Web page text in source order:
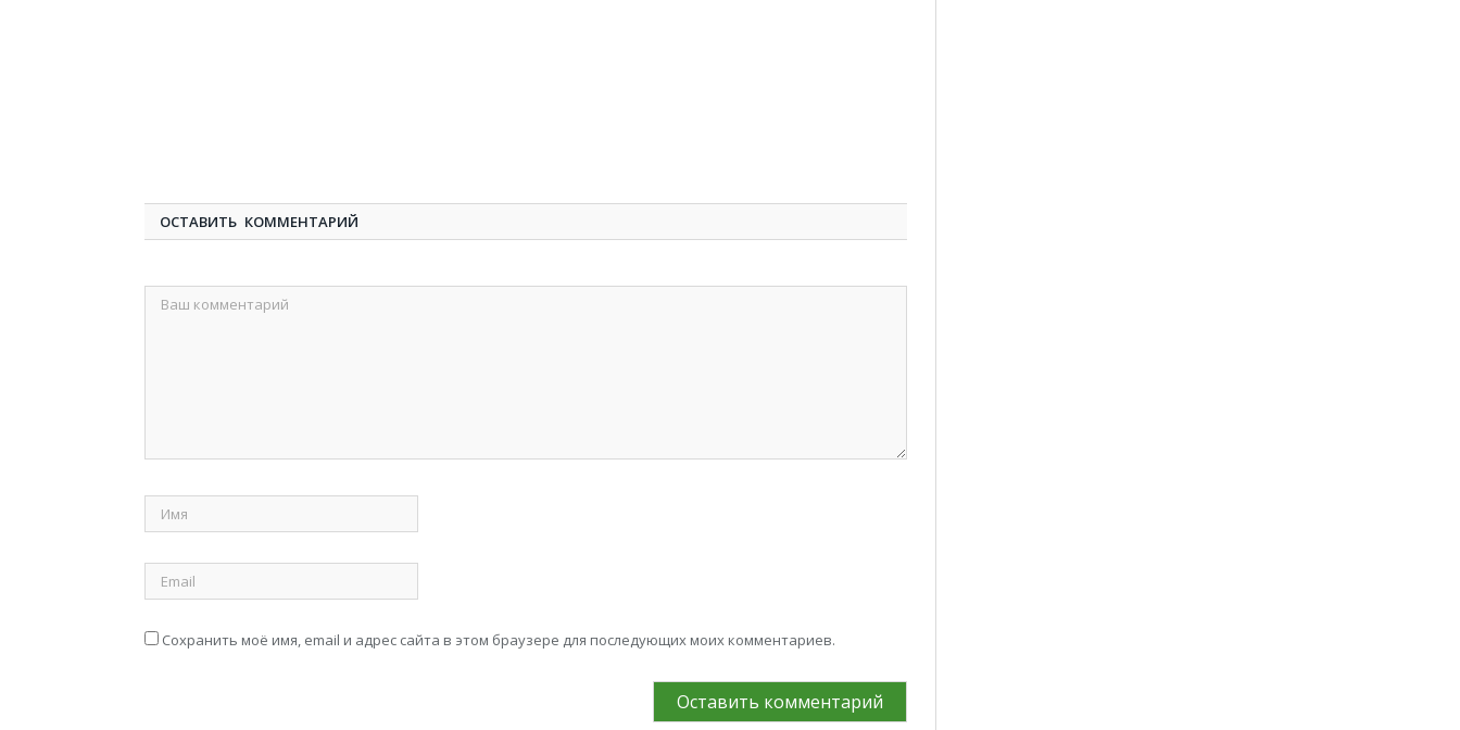
ОСТАВИТЬ КОММЕНТАРИЙ
Сохранить моё имя, email и адрес сайта в этом браузере для последующих моих комментариев.